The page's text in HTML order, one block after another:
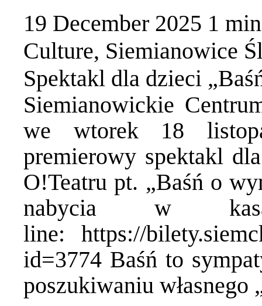
19 December 2025 1
Culture, Siemianowice
Spektakl dla dzieci
Siemianowickie
we wtorek 18
premierowy spektakl
O!Teatru pt. „Baśń o
nabycia w
line: https://
id=3774 Baśń to
poszukiwaniu